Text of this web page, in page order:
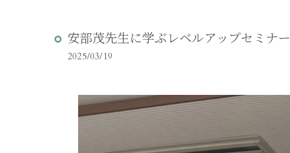
安部茂先生に学ぶレベルアップセミナー
2025/03/19